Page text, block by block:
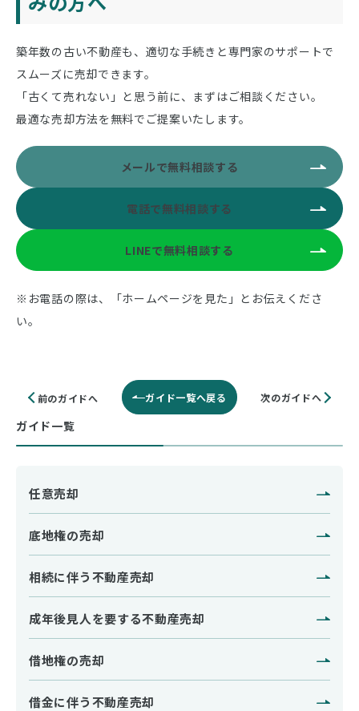
ガイド一覧
任意売却
底地権の売却
相続に伴う不動産売却
成年後見人を要する不動産売却
借地権の売却
借金に伴う不動産売却
築年数の古い不動産も、適切な手続きと専門家のサポートで
スムーズに売却できます。
「古くて売れない」と思う前に、まずはご相談ください。
最適な売却方法を無料でご提案いたします。
メールで無料相談する
電話で無料相談する
LINEで無料相談する
※お電話の際は、「ホームページを見た」とお伝えくださ
い。
前のガイドへ ガイド一覧へ戻る 次のガイドへ